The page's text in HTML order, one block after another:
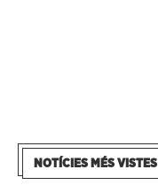
NOTÍCIES MÉS VISTES